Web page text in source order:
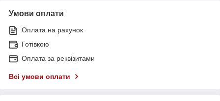
Умови оплати
Оплата на рахунок
Готівкою
Оплата за реквізитами
Всі умови оплати